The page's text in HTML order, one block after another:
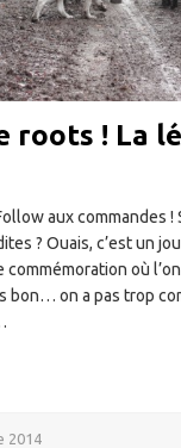
roots ! La
aux commandes !
? Ouais, c’est un
commémoration où
bon… on a pas trop
2014